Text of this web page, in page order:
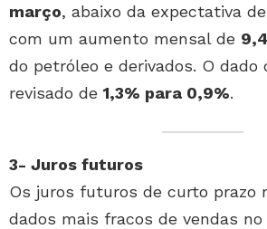
março, abaixo da expectativa de
com um aumento mensal de
do petróleo e derivados. O dado
revisado de 1,3% para 0,9%.
3- Juros futuros
Os juros futuros de curto prazo
dados mais fracos de vendas no